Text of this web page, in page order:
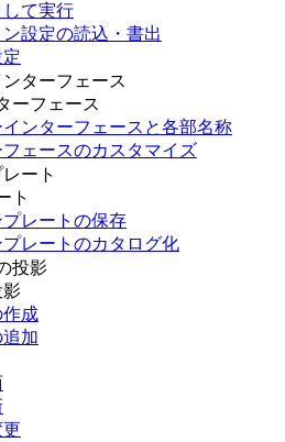
て実行
設定の読込・書出
ターフェース
ーフェース
ンターフェースと各部名称
ェースのカスタマイズ
ート
ト
プレートの保存
プレートのカタログ化
投影
影
成
加